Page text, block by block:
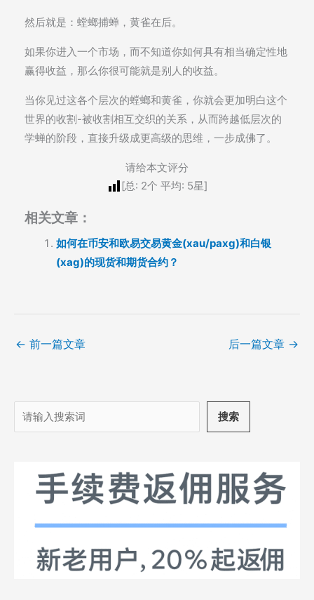
然后就是：螳螂捕蝉，黄雀在后。
如果你进入一个市场，而不知道你如何具有相当确定性地
赢得收益，那么你很可能就是别人的收益。
当你见过这各个层次的螳螂和黄雀，你就会更加明白这个
世界的收割-被收割相互交织的关系，从而跨越低层次的
学蝉的阶段，直接升级成更高级的思维，一步成佛了。
请给本文评分
[总: 2个 平均: 5星]
相关文章：
如何在币安和欧易交易黄金(xau/paxg)和白银
(xag)的现货和期货合约？
← 前一篇文章 后一篇文章 →
搜
索
搜索